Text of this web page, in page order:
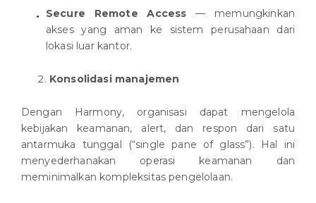
Secure Remote Access — memungkinkan
akses yang aman ke sistem perusahaan dari
lokasi luar kantor.
Konsolidasi manajemen
Dengan Harmony, organisasi dapat mengelola
kebijakan keamanan, alert, dan respon dari satu
antarmuka tunggal (“single pane of glass”). Hal ini
menyederhanakan operasi keamanan dan
meminimalkan kompleksitas pengelolaan.